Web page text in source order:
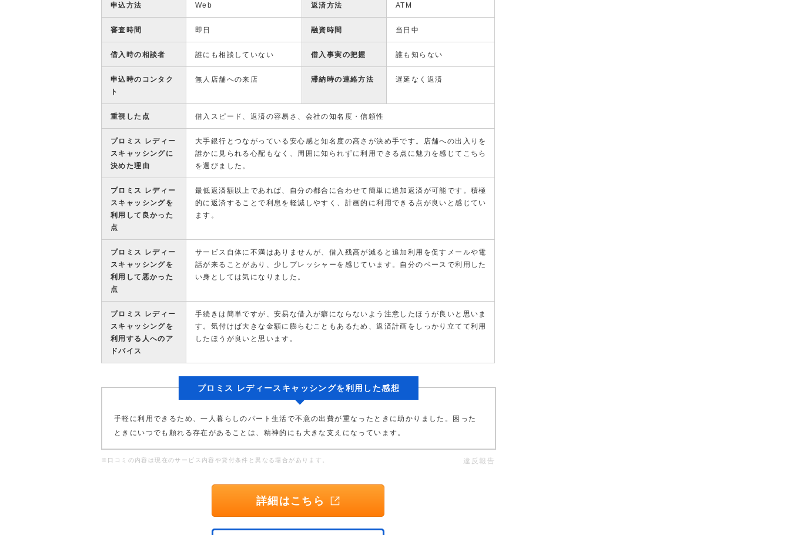
申込方法 Web 返済方法 ATM
審査時間 即日 融資時間 当日中
借入時の相談者 誰にも相談していない 借入事実の把握 誰も知らない
申込時のコンタク
ト
無人店舗への来店 滞納時の連絡方法 遅延なく返済
重視した点 借入スピード、返済の容易さ、会社の知名度・信頼性
プロミス レディー
スキャッシングに
決めた理由
大手銀行とつながっている安心感と知名度の高さが決め手です。店舗への出入りを
誰かに見られる心配もなく、周囲に知られずに利用できる点に魅力を感じてこちら
を選びました。
プロミス レディー
スキャッシングを
利用して良かった
点
最低返済額以上であれば、自分の都合に合わせて簡単に追加返済が可能です。積極
的に返済することで利息を軽減しやすく、計画的に利用できる点が良いと感じてい
ます。
プロミス レディー
スキャッシングを
利用して悪かった
点
サービス自体に不満はありませんが、借入残高が減ると追加利用を促すメールや電
話が来ることがあり、少しプレッシャーを感じています。自分のペースで利用した
い身としては気になりました。
プロミス レディー
スキャッシングを
利用する人へのア
ドバイス
手続きは簡単ですが、安易な借入が癖にならないよう注意したほうが良いと思いま
す。気付けば大きな金額に膨らむこともあるため、返済計画をしっかり立てて利用
したほうが良いと思います。
プロミス レディースキャッシングを利用した感想
手軽に利用できるため、一人暮らしのパート生活で不意の出費が重なったときに助かりました。困った
ときにいつでも頼れる存在があることは、精神的にも大きな支えになっています。
※口コミの内容は現在のサービス内容や貸付条件と異なる場合があります。 違反報告
詳細はこちら